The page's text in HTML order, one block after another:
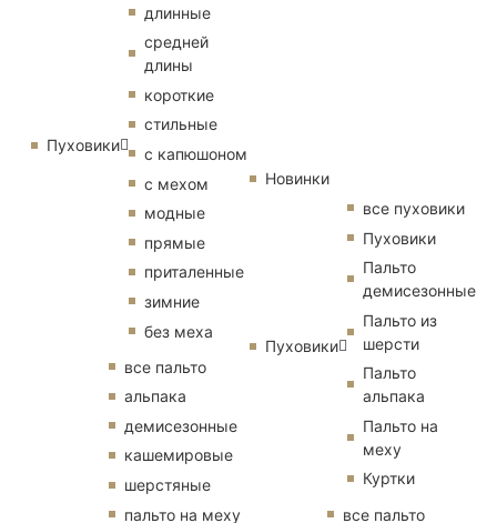
Пуховики
длинные
средней
длины
короткие
стильные
с капюшоном
с мехом
модные
прямые
приталенные
зимние
без меха
все пальто
альпака
демисезонные
кашемировые
шерстяные
пальто на меху
Новинки
Пуховики
все пуховики
Пуховики
Пальто
демисезонные
Пальто из
шерсти
Пальто
альпака
Пальто на
меху
Куртки
все пальто